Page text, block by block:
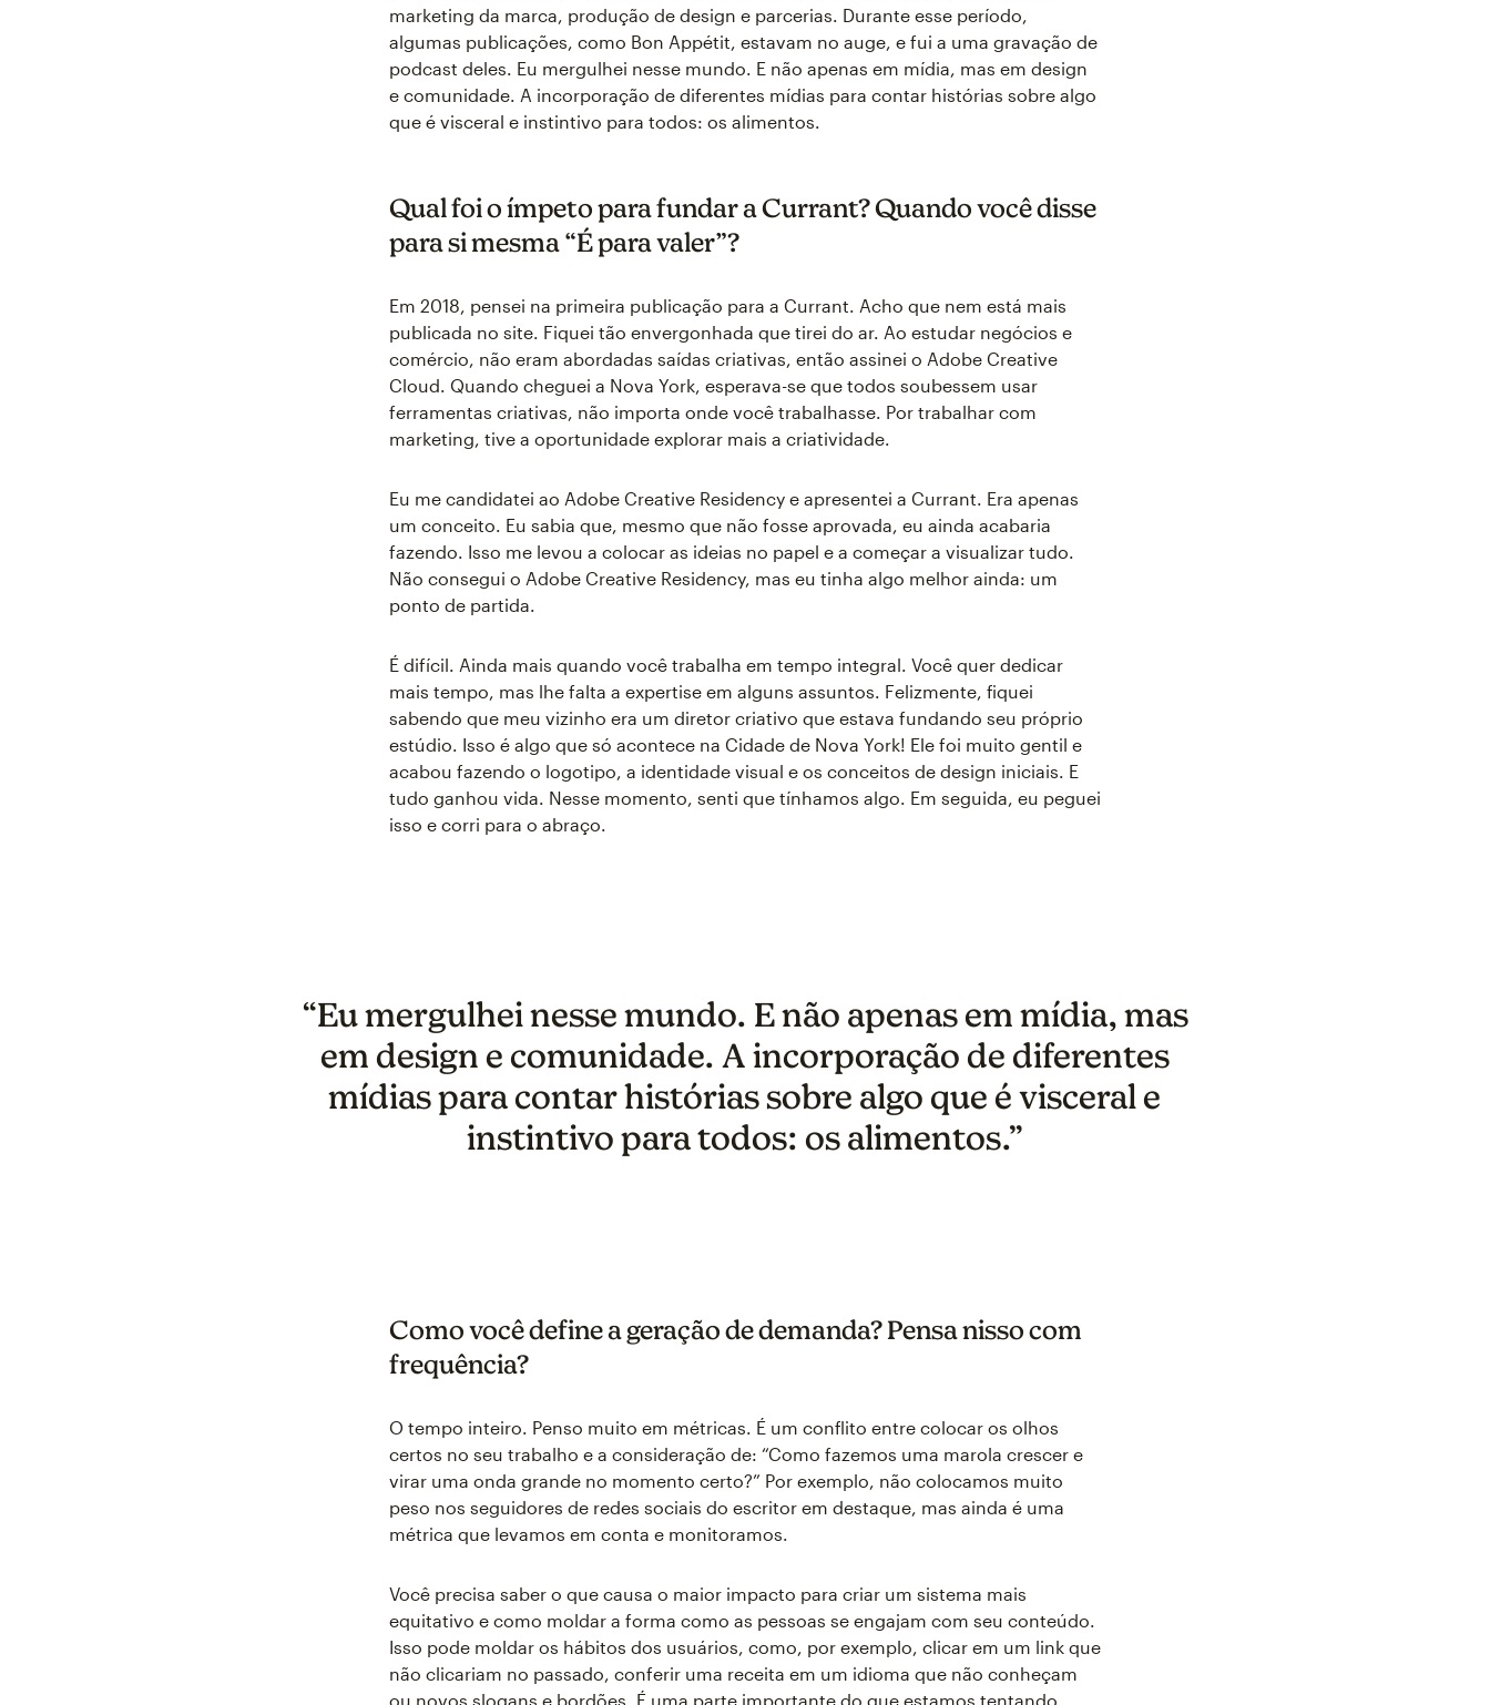
marketing da marca, produção de design e parcerias. Durante esse período,
algumas publicações, como Bon Appétit, estavam no auge, e fui a uma gravação de
podcast deles. Eu mergulhei nesse mundo. E não apenas em mídia, mas em design
e comunidade. A incorporação de diferentes mídias para contar histórias sobre algo
que é visceral e instintivo para todos: os alimentos.
Qual foi o ímpeto para fundar a Currant? Quando você disse
para si mesma “É para valer”?
Em 2018, pensei na primeira publicação para a Currant. Acho que nem está mais
publicada no site. Fiquei tão envergonhada que tirei do ar. Ao estudar negócios e
comércio, não eram abordadas saídas criativas, então assinei o Adobe Creative
Cloud. Quando cheguei a Nova York, esperava-se que todos soubessem usar
ferramentas criativas, não importa onde você trabalhasse. Por trabalhar com
marketing, tive a oportunidade explorar mais a criatividade.
Eu me candidatei ao Adobe Creative Residency e apresentei a Currant. Era apenas
um conceito. Eu sabia que, mesmo que não fosse aprovada, eu ainda acabaria
fazendo. Isso me levou a colocar as ideias no papel e a começar a visualizar tudo.
Não consegui o Adobe Creative Residency, mas eu tinha algo melhor ainda: um
ponto de partida.
É difícil. Ainda mais quando você trabalha em tempo integral. Você quer dedicar
mais tempo, mas lhe falta a expertise em alguns assuntos. Felizmente, fiquei
sabendo que meu vizinho era um diretor criativo que estava fundando seu próprio
estúdio. Isso é algo que só acontece na Cidade de Nova York! Ele foi muito gentil e
acabou fazendo o logotipo, a identidade visual e os conceitos de design iniciais. E
tudo ganhou vida. Nesse momento, senti que tínhamos algo. Em seguida, eu peguei
isso e corri para o abraço.
“Eu mergulhei nesse mundo. E não apenas em mídia, mas
em design e comunidade. A incorporação de diferentes
mídias para contar histórias sobre algo que é visceral e
instintivo para todos: os alimentos.”
Como você define a geração de demanda? Pensa nisso com
frequência?
O tempo inteiro. Penso muito em métricas. É um conflito entre colocar os olhos
certos no seu trabalho e a consideração de: “Como fazemos uma marola crescer e
virar uma onda grande no momento certo?” Por exemplo, não colocamos muito
peso nos seguidores de redes sociais do escritor em destaque, mas ainda é uma
métrica que levamos em conta e monitoramos.
Você precisa saber o que causa o maior impacto para criar um sistema mais
equitativo e como moldar a forma como as pessoas se engajam com seu conteúdo.
Isso pode moldar os hábitos dos usuários, como, por exemplo, clicar em um link que
não clicariam no passado, conferir uma receita em um idioma que não conheçam
ou novos slogans e bordões. É uma parte importante do que estamos tentando